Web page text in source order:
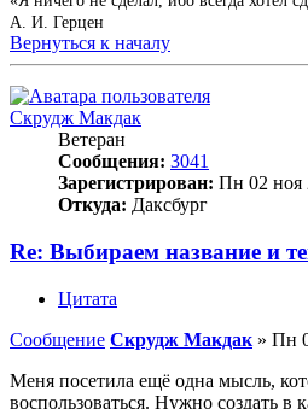
А. И. Герцен
Вернуться к началу
Скрудж Макдак
Ветеран
Сообщения: 3041
Зарегистрирован: Пн 02 ноя
Откуда: Даксбург
Re: Выбираем название и
Цитата
Сообщение Скрудж Макдак » Пн
Меня посетила ещё одна мысль,
воспользоваться. Нужно создать в